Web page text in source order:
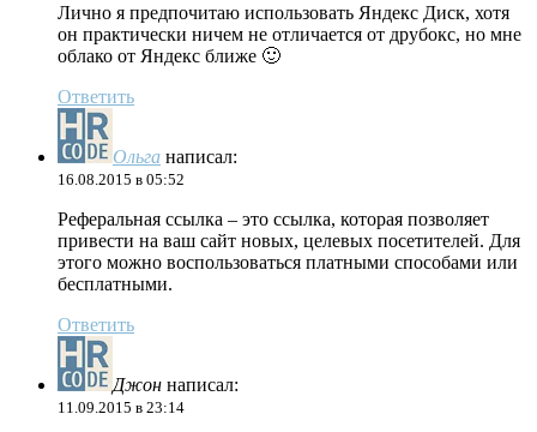
Лично я предпочитаю использовать Яндекс Диск, хотя
он практически ничем не отличается от друбокс, но мне
облако от Яндекс ближе 🙂
Ответить
Ольга написал:
16.08.2015 в 05:52
Реферальная ссылка – это ссылка, которая позволяет
привести на ваш сайт новых, целевых посетителей. Для
этого можно воспользоваться платными способами или
бесплатными.
Ответить
Джон написал:
11.09.2015 в 23:14